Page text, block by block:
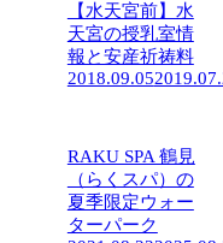
【水天宮前】水
天宮の授乳室情
報と安産祈祷料
2018.09.05
RAKU SPA 鶴見
（らくスパ）の
夏季限定ウォー
ターパーク